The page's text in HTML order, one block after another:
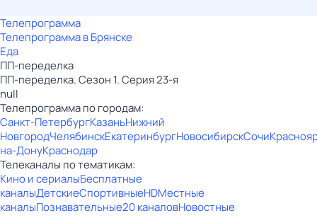
Телепрограмма
Телепрограмма в Брянске
Еда
ПП-переделка
ПП-переделка. Сезон 1. Серия 23-я
null
Телепрограмма по городам:
Санкт-ПетербургКазаньНижний
НовгородЧелябинскЕкатеринбургНовосибирскСочи
на-ДонуКраснодар
Телеканалы по тематикам:
Кино и сериалыБесплатные
каналыДетскиеСпортивныеHDМестные
каналыПознавательные20 каналовНовостные